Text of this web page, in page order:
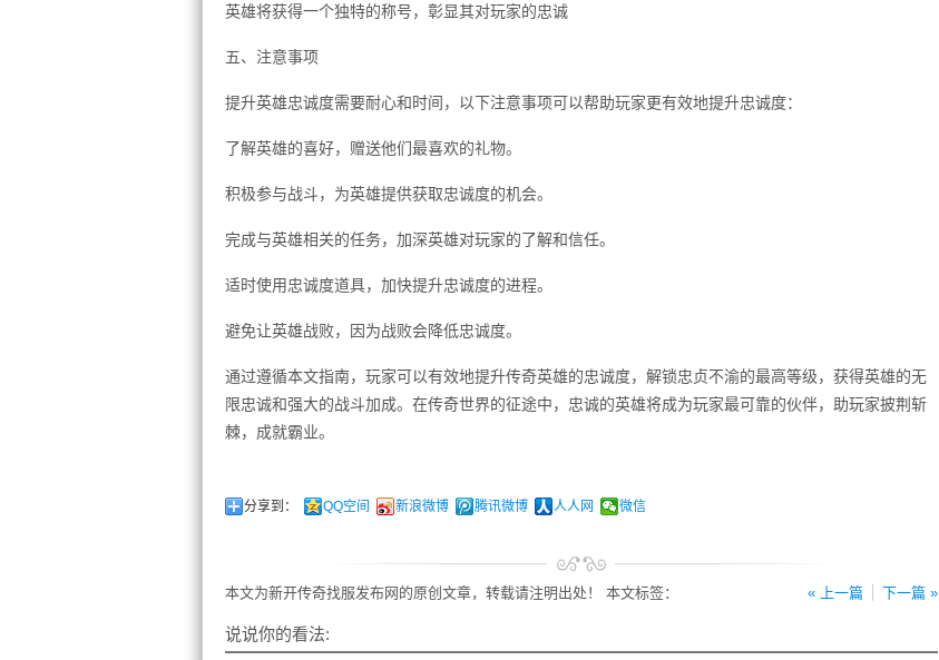
英雄将获得一个独特的称号，彰显其对玩家的忠诚
五、注意事项
提升英雄忠诚度需要耐心和时间，以下注意事项可以帮助玩家更有效地提升忠诚度：
了解英雄的喜好，赠送他们最喜欢的礼物。
积极参与战斗，为英雄提供获取忠诚度的机会。
完成与英雄相关的任务，加深英雄对玩家的了解和信任。
适时使用忠诚度道具，加快提升忠诚度的进程。
避免让英雄战败，因为战败会降低忠诚度。
通过遵循本文指南，玩家可以有效地提升传奇英雄的忠诚度，解锁忠贞不渝的最高等级，获得英雄的无
限忠诚和强大的战斗加成。在传奇世界的征途中，忠诚的英雄将成为玩家最可靠的伙伴，助玩家披荆斩
棘，成就霸业。
分享到： QQ空间 新浪微博 腾讯微博 人人网 微信
« 上一篇 下一篇 »
本文为新开传奇找服发布网的原创文章，转载请注明出处！ 本文标签：
说说你的看法: